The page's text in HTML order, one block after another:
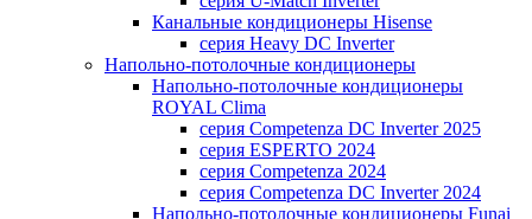
Канальные кондиционеры Hisense
серия Heavy DC Inverter
Напольно-потолочные кондиционеры
Напольно-потолочные кондиционеры
ROYAL Clima
серия Competenza DC Inverter 2025
серия ESPERTO 2024
серия Competenza 2024
серия Competenza DC Inverter 2024
Напольно-потолочные кондиционеры Funai